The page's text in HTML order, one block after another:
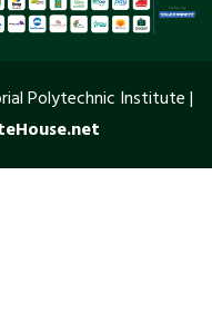
Polytechnic Institute |